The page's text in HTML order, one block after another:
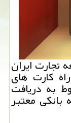
تجارت ایران
کارت های
به دریافت
معتبر